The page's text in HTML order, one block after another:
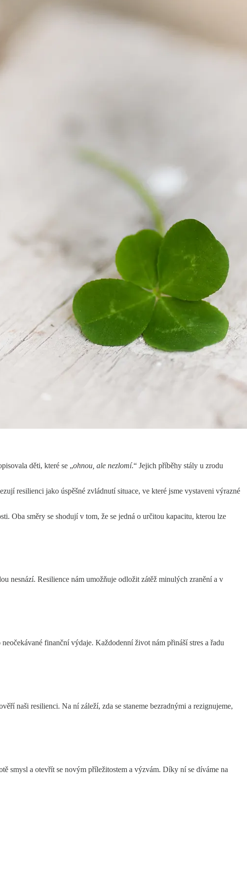
děti, které se „ohnou, ale nezlomí.“ Jejich příběhy stály u zrodu
resilienci jako úspěšné zvládnutí situace, ve které jsme vystaveni výrazné
Oba směry se shodují v tom, že se jedná o určitou kapacitu, kterou lze
nesnází. Resilience nám umožňuje odložit zátěž minulých zranění a v
finanční výdaje. Každodenní život nám přináší stres a řadu
naši resilienci. Na ní záleží, zda se staneme bezradnými a rezignujeme,
smysl a otevřít se novým příležitostem a výzvám. Díky ní se díváme na